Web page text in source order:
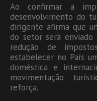
Ao confirmar a
desenvolvimento do
dirigente afirma que
do setor será enviado
redução de
estabelecer no País
doméstica e
movimentação
reforça.